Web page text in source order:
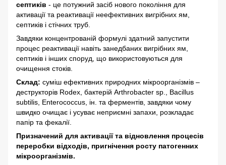
септиків - це потужний засіб нового покоління для
активації та реактивації неефективних вигрібних ям,
септиків і стічних труб.
Завдяки концентрованій формулі здатний запустити
процес реактивації навіть занедбаних вигрібних ям,
септиків і інших споруд, що використовуються для
очищення стоків.
Склад: суміш ефективних природних мікроорганізмів –
деструкторів Rodex, бактерій Arthrobacter sp., Bacillus
subtilis, Enterococcus, ін. та ферментів, завдяки чому
швидко очищає і усуває неприємні запахи, розкладає
папір та фекалії.
Призначений для активації та відновлення процесів
переробки відходів, пригнічення росту патогенних
мікроорганізмів.